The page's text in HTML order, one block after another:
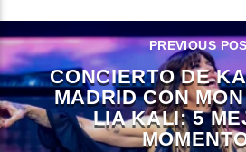
PREVIOUS
CONCIERTO DE
MADRID CON
LIA KALI: 5